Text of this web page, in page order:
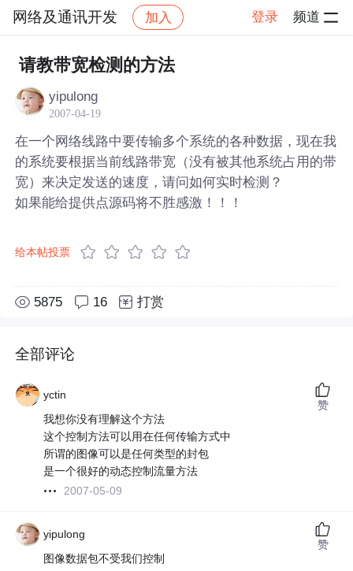
网络及通讯开发 加入 登录 频道
社区 网络及通讯开发
请教带宽检测的方法
yipulong
2007-04-19
在一个网络线路中要传输多个系统的各种数据，现在我
的系统要根据当前线路带宽（没有被其他系统占用的带
宽）来决定发送的速度，请问如何实时检测？
如果能给提供点源码将不胜感激！！！
给本帖投票
5875 16 打赏
全部评论
yctin
我想你没有理解这个方法
这个控制方法可以用在任何传输方式中
所谓的图像可以是任何类型的封包
是一个很好的动态控制流量方法
2007-05-09
赞
yipulong
图像数据包不受我们控制
赞